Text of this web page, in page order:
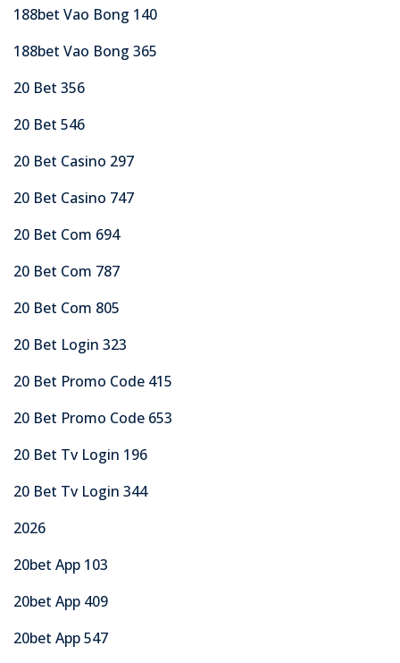
188bet Vao Bong 140
188bet Vao Bong 365
20 Bet 356
20 Bet 546
20 Bet Casino 297
20 Bet Casino 747
20 Bet Com 694
20 Bet Com 787
20 Bet Com 805
20 Bet Login 323
20 Bet Promo Code 415
20 Bet Promo Code 653
20 Bet Tv Login 196
20 Bet Tv Login 344
2026
20bet App 103
20bet App 409
20bet App 547